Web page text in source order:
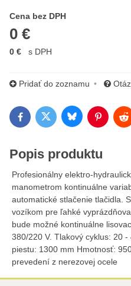
Cena bez DPH
0 €
Cena s DPH
0 € s DPH
Pridať do zoznamu
FacebookTwitterBlueskyPinterest
Popis produktu
Profesionálny elektro-
manometrom kontinuálne
automatické stlačenie tlačidla.
vozíkom pre ľahké
bude možné kontinuálne
380/220 V. Tlakový cyklus: 20
piestu: 1300 mm Hmotnosť:
prevedení z nerezovej ocele